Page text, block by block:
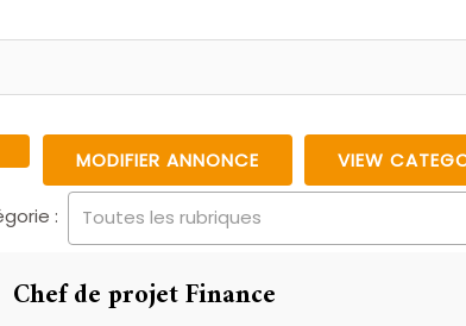
MODIFIER ANNONCE VIEW
: Toutes les rubriques
Chef de projet Finance